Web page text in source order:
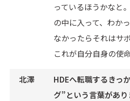
っているほうかなと
の中に入って、わか
なかったらそれはサ
これが自分自身の使
HDEへ転職するきっ
グ”という言葉があ